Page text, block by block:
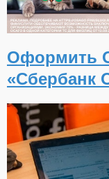
Оформить
«Сбербанк